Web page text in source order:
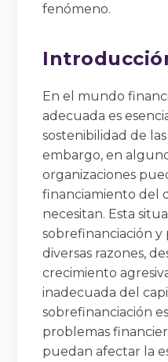
fenómeno.
En el mundo
adecuada es
sostenibilidad de
embargo, en
organizaciones
financiamiento del
necesitan. Esta
sobrefinanciación
diversas razones,
crecimiento
inadecuada del
sobrefinanciación
problemas
puedan afectar la